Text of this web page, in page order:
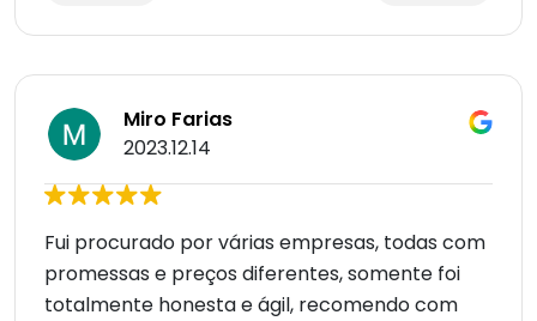
Miro Farias
2023.12.14
Fui procurado por várias empresas, todas com
promessas e preços diferentes, somente foi
totalmente honesta e ágil, recomendo com